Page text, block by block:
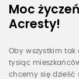
Moc
Acresty!
Oby wszystkim
tysiąc
chcemy się dzielić